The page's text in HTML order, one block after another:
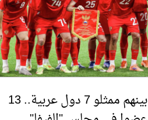
بينهم ممثلو 7 دول عربية.. 13